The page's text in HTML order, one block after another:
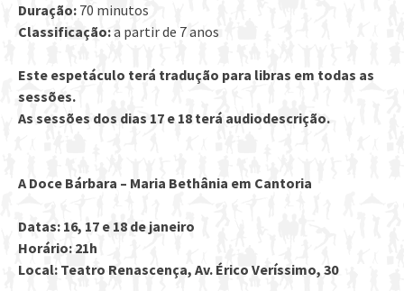
Duração: 70 minutos
Classificação:a partir de 7 anos
Este espetáculo terá tradução para libras em todas as
sessões.
As sessões dos dias 17 e 18 terá audiodescrição.
A Doce Bárbara – Maria Bethânia em Cantoria
Datas: 16, 17 e 18 de janeiro
Horário: 21h
Local: Teatro Renascença, Av. Érico Veríssimo, 30